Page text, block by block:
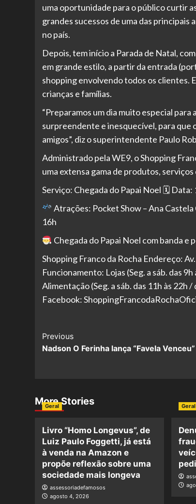
uma oportunidade para o público curtir
grandes sucessos de uma das principais
no país.
Depois, tem início a Parada de Natal,
em grande estilo, a partir da entrada
shopping envolvendo todos os clientes.
crianças e famílias.
“Preparamos um dia muito especial para
surpreendente e inesquecível, para que
amigos”, diz o superintendente Paulo
Administrado pela WE9, o Shopping
uma extensa gama de produtos,
Serviço: Chegada do Papai Noel 🗓 Data:
Atrações: Pocket Show – Ana
16h
Chegada do Papai Noel com banda e
Shopping Franco da Rocha Endereço:
Funcionamento: Lojas (Seg. a sáb. das
Alimentação (Seg. a sáb. das 11h às
Facebook:
Post
Navigation
Previous
Nadson O Ferinha lança “Favela Venceu”
More Stories
Geral
Livro “Homo Longevus”, de
Luiz Paulo Foggetti, já está
à venda na Amazon e
propõe reflexão sobre uma
sociedade mais longeva
assessoriadefamosos
agosto 4, 2026
Geral